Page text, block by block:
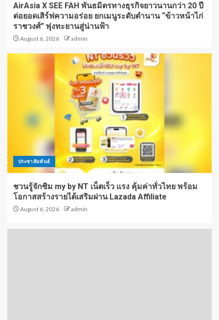
AirAsia X SEE FAH พันธมิตรทางธุรกิจยาวนานกว่า 20 ปี
ต่อยอดเสิร์ฟความอร่อย ยกเมนูระดับตำนาน “ข้าวหน้าไก่
ราชวงศ์” พุ่งทะยานสู่น่านฟ้า
August 6, 2026 admin
ประชาสัมพันธ์
ชวนรู้จักซิม my by NT เน็ตเร็ว แรง คุ้มค่าทั่วไทย พร้อม
โอกาสสร้างรายได้เสริมผ่าน Lazada Affiliate
August 6, 2026 admin